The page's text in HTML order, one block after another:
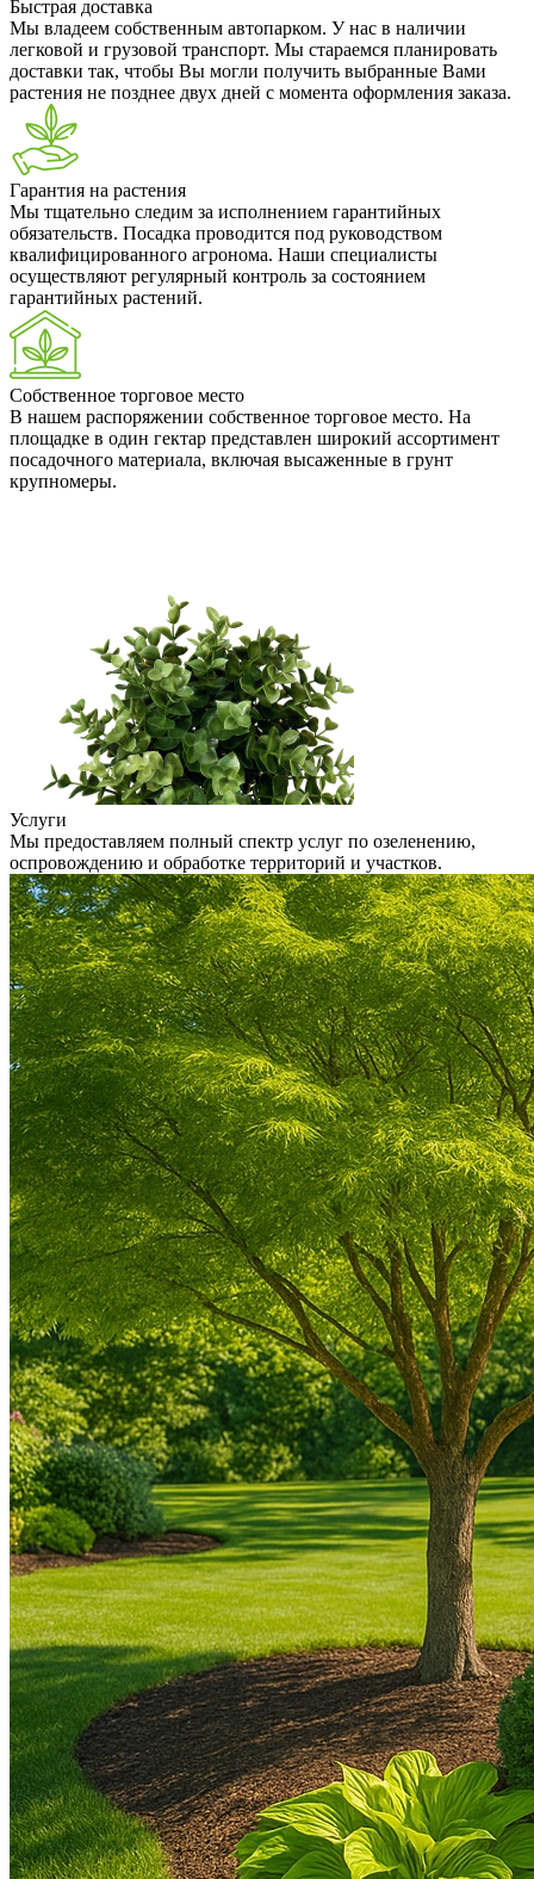
Быстрая доставка
Мы владеем собственным автопарком. У нас в наличии
легковой и грузовой транспорт. Мы стараемся планировать
доставки так, чтобы Вы могли получить выбранные Вами
растения не позднее двух дней с момента оформления заказа.
Гарантия на растения
Мы тщательно следим за исполнением гарантийных
обязательств. Посадка проводится под руководством
квалифицированного агронома. Наши специалисты
осуществляют регулярный контроль за состоянием
гарантийных растений.
Собственное торговое место
В нашем распоряжении собственное торговое место. На
площадке в один гектар представлен широкий ассортимент
посадочного материала, включая высаженные в грунт
крупномеры.
Услуги
Мы предоставляем полный спектр услуг по озеленению,
оспровождению и обработке территорий и участков.